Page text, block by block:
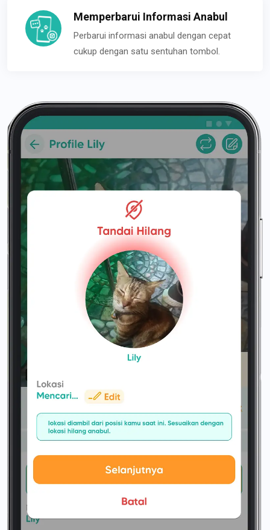
Memperbarui Informasi Anabul
Perbarui informasi anabul dengan cepat
cukup dengan satu sentuhan tombol.